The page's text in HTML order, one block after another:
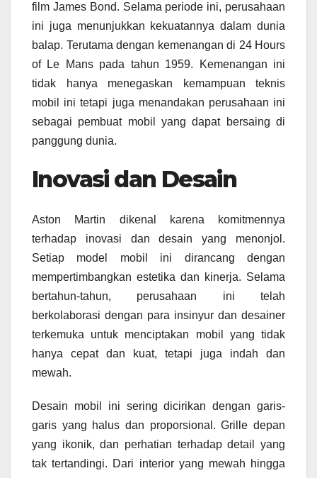
film James Bond. Selama periode ini, perusahaan
ini juga menunjukkan kekuatannya dalam dunia
balap. Terutama dengan kemenangan di 24 Hours
of Le Mans pada tahun 1959. Kemenangan ini
tidak hanya menegaskan kemampuan teknis
mobil ini tetapi juga menandakan perusahaan ini
sebagai pembuat mobil yang dapat bersaing di
panggung dunia.
Inovasi dan Desain
Aston Martin dikenal karena komitmennya
terhadap inovasi dan desain yang menonjol.
Setiap model mobil ini dirancang dengan
mempertimbangkan estetika dan kinerja. Selama
bertahun-tahun, perusahaan ini telah
berkolaborasi dengan para insinyur dan desainer
terkemuka untuk menciptakan mobil yang tidak
hanya cepat dan kuat, tetapi juga indah dan
mewah.
Desain mobil ini sering dicirikan dengan garis-
garis yang halus dan proporsional. Grille depan
yang ikonik, dan perhatian terhadap detail yang
tak tertandingi. Dari interior yang mewah hingga